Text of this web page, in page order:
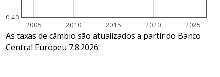
2005 2010 2015 2020 2025
0.40
As taxas de câmbio são atualizados a partir do Banco
Central Europeu 7.8.2026.